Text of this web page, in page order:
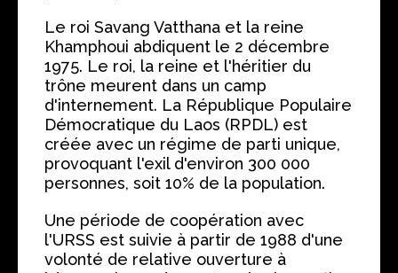
Le roi Savang Vatthana et la reine
Khamphoui abdiquent le 2 décembre
1975. Le roi, la reine et l'héritier du
trône meurent dans un camp
d'internement. La République Populaire
Démocratique du Laos (RPDL) est
créée avec un régime de parti unique,
provoquant l'exil d'environ 300 000
personnes, soit 10% de la population.
Une période de coopération avec
l'URSS est suivie à partir de 1988 d'une
volonté de relative ouverture à